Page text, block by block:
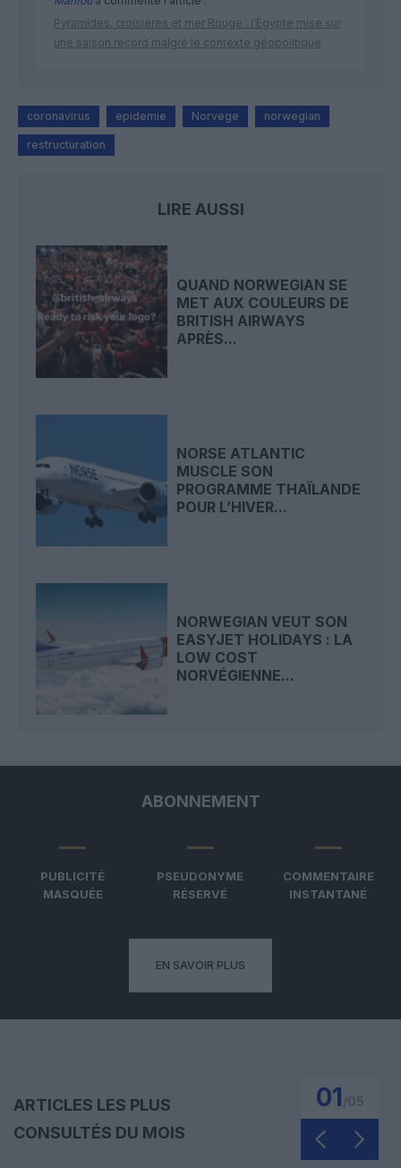
Pyramides, croisières et mer Rouge : l’Égypte mise sur
une saison record malgré le contexte géopolitique
coronavirus epidemie Norvege norwegian
restructuration
LIRE AUSSI
QUAND NORWEGIAN SE
MET AUX COULEURS DE
BRITISH AIRWAYS
APRÈS...
NORSE ATLANTIC
MUSCLE SON
PROGRAMME THAÏLANDE
POUR L’HIVER...
NORWEGIAN VEUT SON
EASYJET HOLIDAYS : LA
LOW COST
NORVÉGIENNE...
ABONNEMENT
PUBLICITÉ
MASQUÉE
PSEUDONYME
RÉSERVÉ
COMMENTAIRE
INSTANTANÉ
EN SAVOIR PLUS
ARTICLES LES PLUS
CONSULTÉS DU MOIS
01